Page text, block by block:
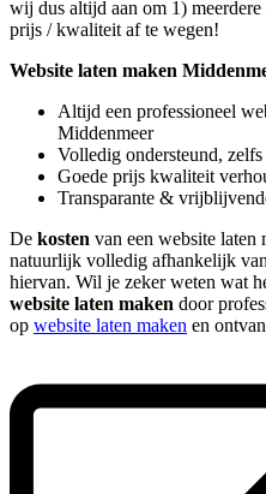
wij dus altijd aan om 1)
prijs / kwaliteit af te wegen!
Website laten maken
Altijd een professioneel
Middenmeer
Volledig ondersteund,
Goede prijs kwaliteit
Transparante &
De kosten van een website
natuurlijk volledig afhankelijk
hiervan. Wil je zeker weten wat
website laten maken door
op website laten maken en